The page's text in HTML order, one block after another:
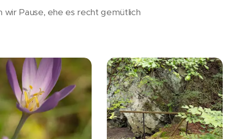
Pause, ehe es recht gemütlich